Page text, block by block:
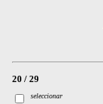
20 / 29
seleccionar